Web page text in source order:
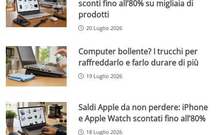
sconti fino all’80% su migliaia di
prodotti
20 Luglio 2026
Computer bollente? I trucchi per
raffreddarlo e farlo durare di più
19 Luglio 2026
Saldi Apple da non perdere: iPhone
e Apple Watch scontati fino all’80%
18 Luglio 2026